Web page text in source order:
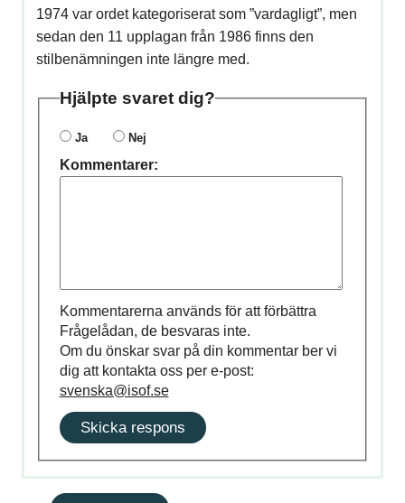
1974 var ordet kategoriserat som ”vardagligt”, men
sedan den 11 upplagan från 1986 finns den
stilbenämningen inte längre med.
Hjälpte svaret dig?
Ja Nej
Kommentarer:
Kommentarerna används för att förbättra
Frågelådan, de besvaras inte.
Om du önskar svar på din kommentar ber vi
dig att kontakta oss per e-post:
svenska@isof.se
Skicka respons